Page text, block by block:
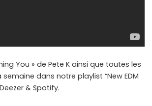
You » de Pete K ainsi que toutes les
dans notre playlist “New EDM
& Spotify.